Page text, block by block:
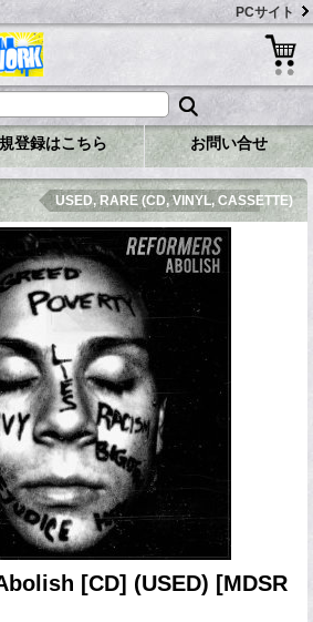
PCサイト
登録はこちら お問い合せ
USED, RARE (CD, VINYL, CASSETTE)
[CD] (USED) [MDSR